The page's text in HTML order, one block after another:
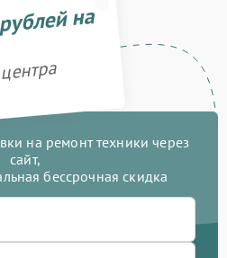
на
на ремонт техники через
сайт,
бессрочная скидка